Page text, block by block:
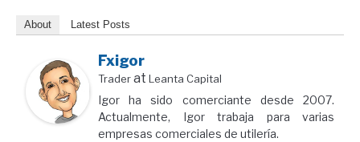
About Latest Posts
Fxigor
Traderat Leanta Capital
Igor ha sido comerciante desde 2007.
Actualmente, Igor trabaja para varias
empresas comerciales de utilería.